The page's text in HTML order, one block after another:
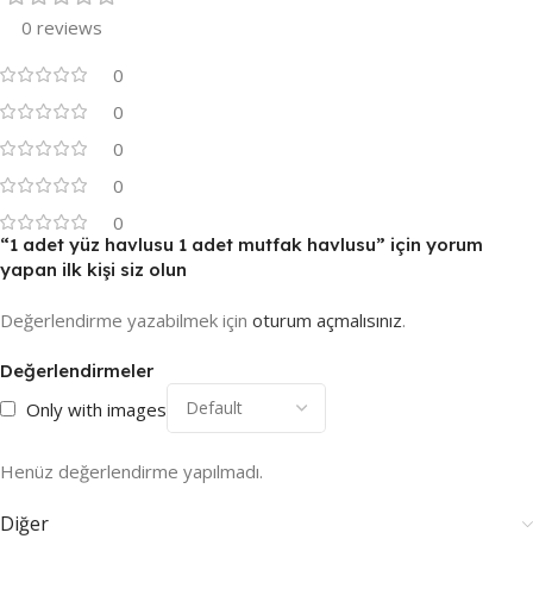
0 reviews
0
0
0
0
0
Değerlendirmeler
Only with images
Henüz değerlendirme yapılmadı.
“1 adet yüz havlusu 1 adet mutfak havlusu” için yorum
yapan ilk kişi siz olun
Değerlendirme yazabilmek için oturum açmalısınız.
Diğer